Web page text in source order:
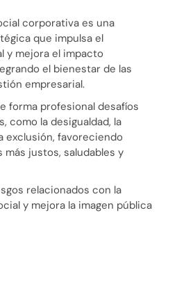
corporativa es una
que impulsa el
y mejora el impacto
el bienestar de las
empresarial.
forma profesional desafíos
como la desigualdad, la
exclusión, favoreciendo
justos, saludables y
relacionados con la
y mejora la imagen pública